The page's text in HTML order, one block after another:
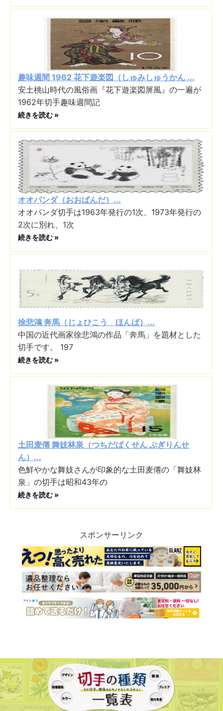
趣味週間 1962 花下遊楽図（しゅみしゅうかん ...
安土桃山時代の風俗画『花下遊楽図屏風』の一遍が
1962年切手趣味週間記
続きを読む »
オオパンダ（おおぱんだ）...
オオパンダ切手は1963年発行の1次、1973年発行の
2次に別れ、1次
続きを読む »
徐悲鴻 奔馬（じょひこう ほんば）...
中国の近代画家徐悲鴻の作品「奔馬」を題材とした
切手です。 197
続きを読む »
土田麦僊 舞妓林泉（つちだばくせん ぶぎりんせ
ん）...
色鮮やかな舞妓さんが印象的な土田麦僊の「舞妓林
泉」の切手は昭和43年の
続きを読む »
スポンサーリンク